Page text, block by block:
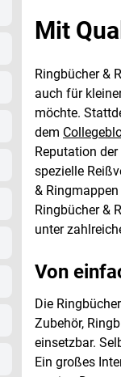
Mit
Ringbücher &
auch für
möchte.
dem
Reputation
spezielle
&
Ringbücher &
unter
Von
Die
Zubehör,
einsetzbar.
Ein großes